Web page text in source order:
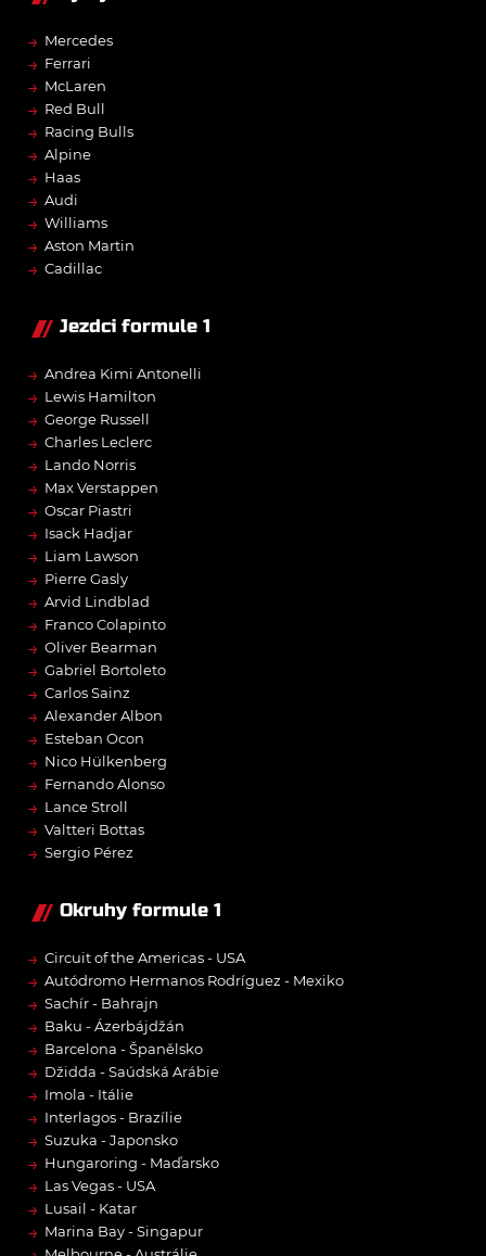
→ Mercedes
→ Ferrari
→ McLaren
→ Red Bull
→ Racing Bulls
→ Alpine
→ Haas
→ Audi
→ Williams
→ Aston Martin
→ Cadillac
Jezdci formule 1
→ Andrea Kimi Antonelli
→ Lewis Hamilton
→ George Russell
→ Charles Leclerc
→ Lando Norris
→ Max Verstappen
→ Oscar Piastri
→ Isack Hadjar
→ Liam Lawson
→ Pierre Gasly
→ Arvid Lindblad
→ Franco Colapinto
→ Oliver Bearman
→ Gabriel Bortoleto
→ Carlos Sainz
→ Alexander Albon
→ Esteban Ocon
→ Nico Hülkenberg
→ Fernando Alonso
→ Lance Stroll
→ Valtteri Bottas
→ Sergio Pérez
Okruhy formule 1
→ Circuit of the Americas - USA
→ Autódromo Hermanos Rodríguez - Mexiko
→ Sachír - Bahrajn
→ Baku - Ázerbájdžán
→ Barcelona - Španělsko
→ Džidda - Saúdská Arábie
→ Imola - Itálie
→ Interlagos - Brazílie
→ Suzuka - Japonsko
→ Hungaroring - Maďarsko
→ Las Vegas - USA
→ Lusail - Katar
→ Marina Bay - Singapur